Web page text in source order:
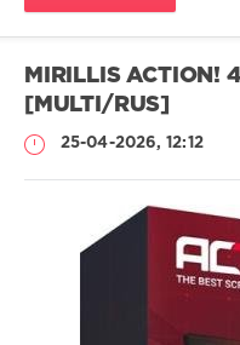
MIRILLIS ACTION!
[MULTI/RUS]
25-04-2026, 12:12